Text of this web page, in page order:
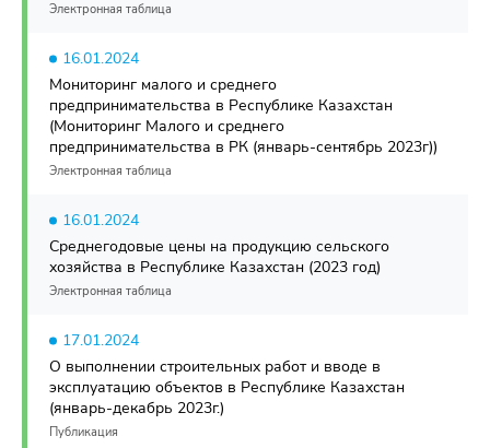
Электронная таблица
16.01.2024
Мониторинг малого и среднего
предпринимательства в Республике Казахстан
(Мониторинг Малого и среднего
предпринимательства в РК (январь-сентябрь 2023г))
Электронная таблица
16.01.2024
Среднегодовые цены на продукцию сельского
хозяйства в Республике Казахстан (2023 год)
Электронная таблица
17.01.2024
О выполнении строительных работ и вводе в
эксплуатацию объектов в Республике Казахстан
(январь-декабрь 2023г.)
Публикация